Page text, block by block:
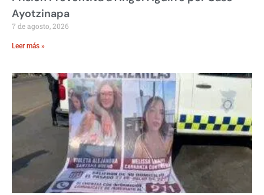
Ayotzinapa
7 de agosto, 2026
Leer más »